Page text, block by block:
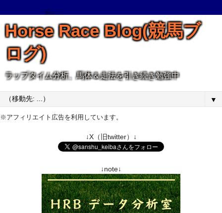
Horse Race Blog(競馬ブ
ログ)
ラップタイム分析、馬体＆走法を引き続き勉強中
▼
※アフィリエイト広告を利用しています。
↓X（旧twitter）↓
↓note↓